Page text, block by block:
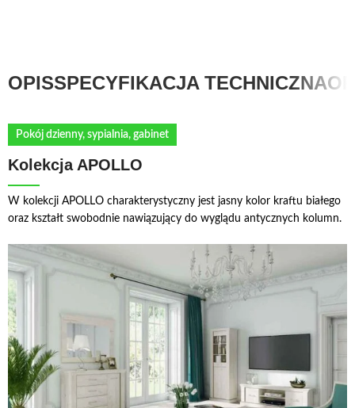
OPISSPECYFIKACJA TECHNICZNA
Pokój dzienny, sypialnia, gabinet
Kolekcja APOLLO
W kolekcji APOLLO charakterystyczny jest jasny kolor kraftu białego
oraz kształt swobodnie nawiązujący do wyglądu antycznych kolumn.